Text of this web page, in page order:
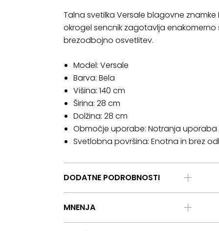
Talna svetilka Versale blagovne
okrogel sencnik zagotavlja
brezodbojno osvetlitev.
Model: Versale
Barva: Bela
Višina: 140 cm
Širina: 28 cm
Dolžina: 28 cm
Območje uporabe: Notranja uporaba
Svetlobna površina: Enotna in brez
DODATNE PODROBNOSTI
MNENJA